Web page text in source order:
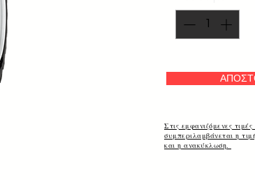
Στις εμφανιζόμενες
συμπεριλαμβάνεται η
και η ανακύκλωση.